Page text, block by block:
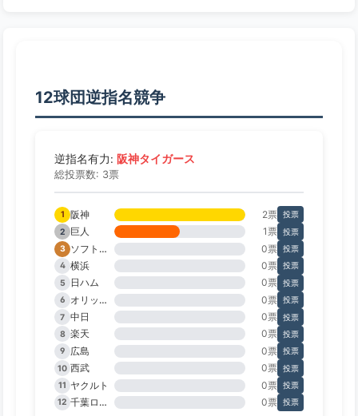
12球団逆指名競争
逆指名有力: 阪神タイガース
総投票数: 3票
1 阪神 2票 投票
2
巨人 1票 投票
3
ソフトバンク 0票 投票
4 横浜 0票 投票
5
日ハム 0票 投票
6
オリックス 0票 投票
7 中日 0票 投票
8 楽天 0票 投票
9
広島 0票 投票
10 西武 0票 投票
11 ヤクルト 0票 投票
12
千葉ロッテ 0票 投票